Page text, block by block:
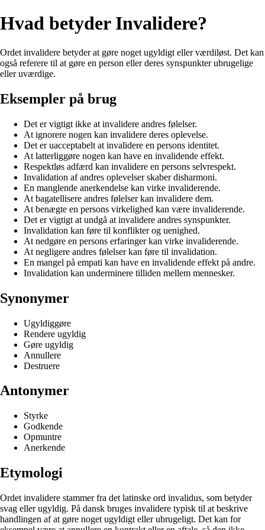
Hvad betyder Invalidere?
Ordet invalidere betyder at gøre noget ugyldigt eller værdiløst. Det kan
også referere til at gøre en person eller deres synspunkter ubrugelige
eller uværdige.
Eksempler på brug
Det er vigtigt ikke at invalidere andres følelser.
At ignorere nogen kan invalidere deres oplevelse.
Det er uacceptabelt at invalidere en persons identitet.
At latterliggøre nogen kan have en invalidende effekt.
Respektløs adfærd kan invalidere en persons selvrespekt.
Invalidation af andres oplevelser skaber disharmoni.
En manglende anerkendelse kan virke invaliderende.
At bagatellisere andres følelser kan invalidere dem.
At benægte en persons virkelighed kan være invaliderende.
Det er vigtigt at undgå at invalidere andres synspunkter.
Invalidation kan føre til konflikter og uenighed.
At nedgøre en persons erfaringer kan virke invaliderende.
At negligere andres følelser kan føre til invalidation.
En mangel på empati kan have en invalidende effekt på andre.
Invalidation kan underminere tilliden mellem mennesker.
Synonymer
Ugyldiggøre
Rendere ugyldig
Gøre ugyldig
Annullere
Destruere
Antonymer
Styrke
Godkende
Opmuntre
Anerkende
Etymologi
Ordet invalidere stammer fra det latinske ord invalidus, som betyder
svag eller ugyldig. På dansk bruges invalidere typisk til at beskrive
handlingen af at gøre noget ugyldigt eller ubrugeligt. Det kan for